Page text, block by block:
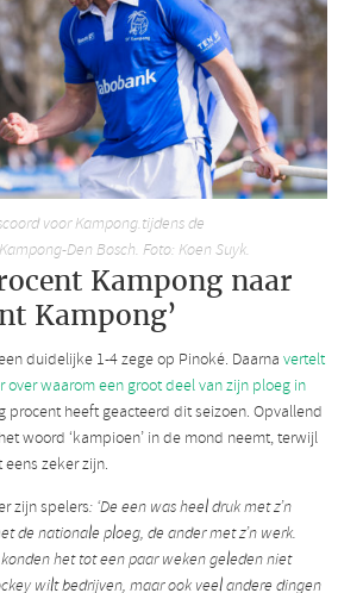
voor Kampong.tijdens de
Den Bosch. Foto: Koen Suyk.
Kampong naar
Kampong’
duidelijke 1-4 zege op Pinoké. Daarna vertelt
over waarom een groot deel van zijn ploeg in
procent heeft geacteerd dit seizoen. Opvallend
woord ‘kampioen’ in de mond neemt, terwijl
zeker zijn.
zijn spelers: ‘De een was heel druk met z’n
de nationale ploeg, de ander met z’n werk.
het tot een paar weken geleden niet
wilt bedrijven, maar ook veel andere dingen